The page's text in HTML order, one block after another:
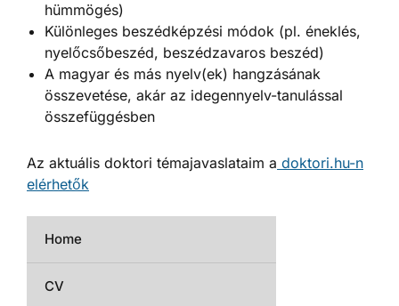
hümmögés)
Különleges beszédképzési módok (pl. éneklés,
nyelőcsőbeszéd, beszédzavaros beszéd)
A magyar és más nyelv(ek) hangzásának
összevetése, akár az idegennyelv-tanulással
összefüggésben
Az aktuális doktori témajavaslataim a doktori.hu-n
elérhetők
Home
CV